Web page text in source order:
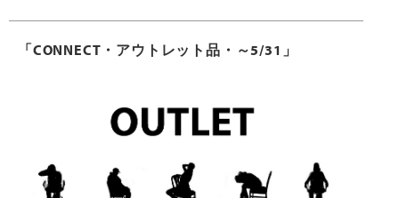
「CONNECT・アウトレット品・～5/31」